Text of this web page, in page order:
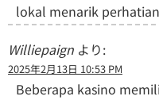
lokal menarik perhatian
Williepaign より:
2025年2月13日 10:53 PM
Beberapa kasino